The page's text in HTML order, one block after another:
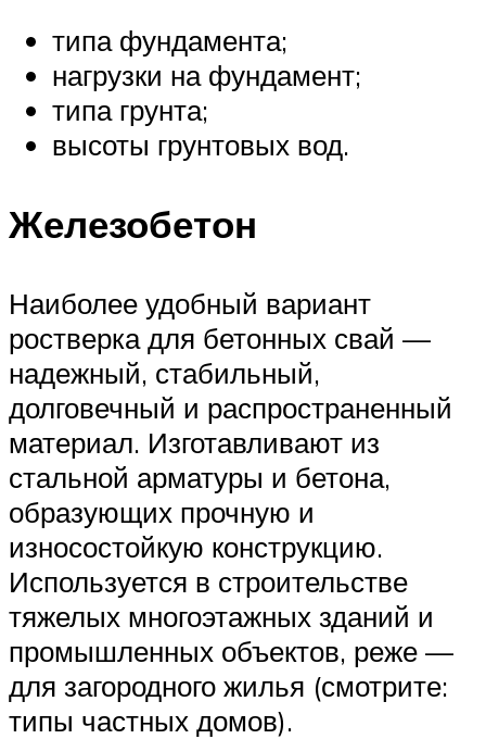
типа фундамента;
нагрузки на фундамент;
типа грунта;
высоты грунтовых вод.
Железобетон
Наиболее удобный вариант
ростверка для бетонных свай —
надежный, стабильный,
долговечный и распространенный
материал. Изготавливают из
стальной арматуры и бетона,
образующих прочную и
износостойкую конструкцию.
Используется в строительстве
тяжелых многоэтажных зданий и
промышленных объектов, реже —
для загородного жилья (смотрите:
типы частных домов).